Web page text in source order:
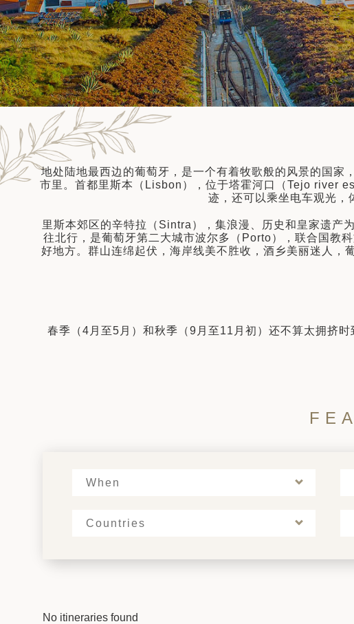
地处陆地最西边的葡萄牙，是一个有着牧歌般的风景的国
市里。首都里斯本（Lisbon），位于塔霍河口（Tejo river
迹，还可以乘坐电车观光，
里斯本郊区的辛特拉（Sintra），集浪漫、历史和皇家遗产
往北行，是葡萄牙第二大城市波尔多（Porto），联合国教
好地方。群山连绵起伏，海岸线美不胜收，酒乡美丽迷人，
春季（4月至5月）和秋季（9月至11月初）还不算太拥挤
When
Countries
No itineraries found